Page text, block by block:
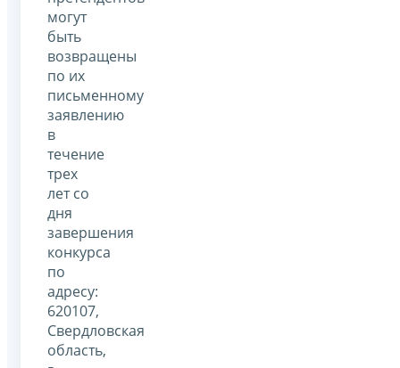
могут
быть
возвращены
по их
письменному
заявлению
в
течение
трех
лет со
дня
завершения
конкурса
по
адресу:
620107,
Свердловская
область,